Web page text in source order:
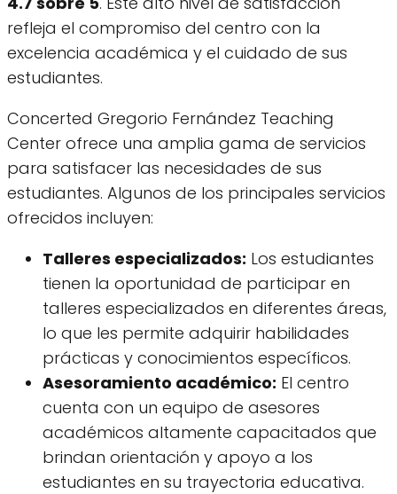
refleja el compromiso del centro con la
excelencia académica y el cuidado de sus
estudiantes.
Concerted Gregorio Fernández Teaching
Center ofrece una amplia gama de servicios
para satisfacer las necesidades de sus
estudiantes. Algunos de los principales servicios
ofrecidos incluyen:
Talleres especializados: Los estudiantes
tienen la oportunidad de participar en
talleres especializados en diferentes áreas,
lo que les permite adquirir habilidades
prácticas y conocimientos específicos.
Asesoramiento académico: El centro
cuenta con un equipo de asesores
académicos altamente capacitados que
brindan orientación y apoyo a los
estudiantes en su trayectoria educativa.